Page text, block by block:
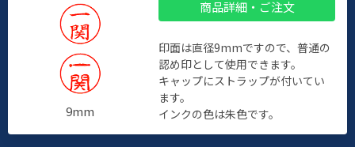
9mm
商品詳細・ご注文
印面は直径9mmですので、普通の
認め印として使用できます。
キャップにストラップが付いてい
ます。
インクの色は朱色です。